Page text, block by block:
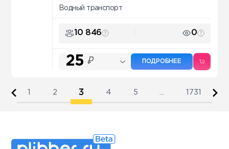
Водный транспорт
10 846 0
25 ₽ ПОДРОБНЕЕ
2 3 4 5 1731